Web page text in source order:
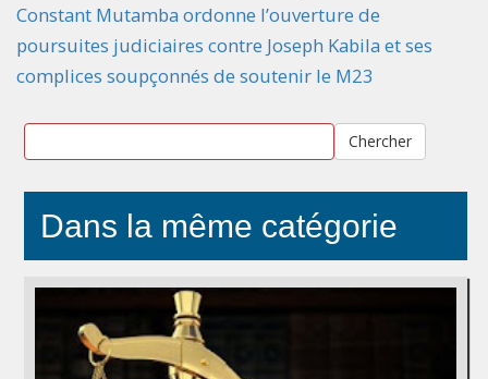
Constant Mutamba ordonne l’ouverture de
poursuites judiciaires contre Joseph Kabila et ses
complices soupçonnés de soutenir le M23
Chercher
Dans la même catégorie